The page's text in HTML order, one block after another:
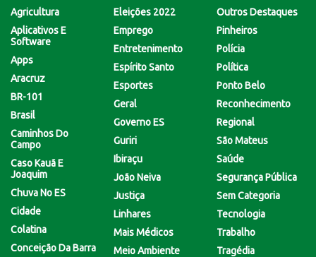
Agricultura
Aplicativos E
Software
Apps
Aracruz
BR-101
Brasil
Caminhos Do
Campo
Caso Kauã E
Joaquim
Chuva No ES
Cidade
Colatina
Conceição Da Barra
Eleições 2022
Emprego
Entretenimento
Espírito Santo
Esportes
Geral
Governo ES
Guriri
Ibiraçu
João Neiva
Justiça
Linhares
Mais Médicos
Meio Ambiente
Outros Destaques
Pinheiros
Polícia
Política
Ponto Belo
Reconhecimento
Regional
São Mateus
Saúde
Segurança Pública
Sem Categoria
Tecnologia
Trabalho
Tragédia